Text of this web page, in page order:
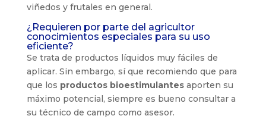
viñedos y frutales en general.
¿Requieren por parte del agricultor
conocimientos especiales para su uso
eficiente?
Se trata de productos líquidos muy fáciles de
aplicar. Sin embargo, sí que recomiendo que para
que los productos bioestimulantesaporten su
máximo potencial, siempre es bueno consultar a
su técnico de campo como asesor.